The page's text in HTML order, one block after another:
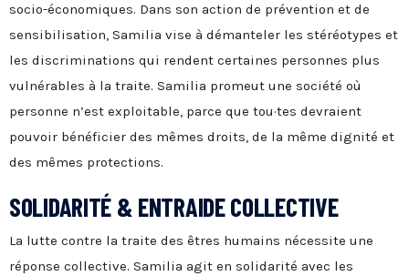
socio-économiques. Dans son action de prévention et de
sensibilisation, Samilia vise à démanteler les stéréotypes et
les discriminations qui rendent certaines personnes plus
vulnérables à la traite. Samilia promeut une société où
personne n’est exploitable, parce que tou·tes devraient
pouvoir bénéficier des mêmes droits, de la même dignité et
des mêmes protections.
SOLIDARITÉ & ENTRAIDE COLLECTIVE
La lutte contre la traite des êtres humains nécessite une
réponse collective. Samilia agit en solidarité avec les